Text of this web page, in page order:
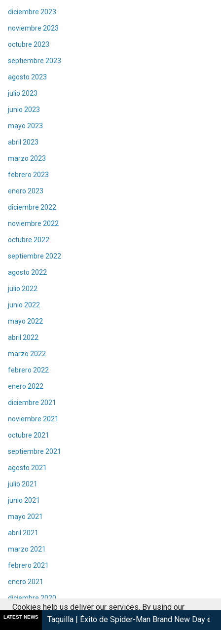
diciembre 2023
noviembre 2023
octubre 2023
septiembre 2023
agosto 2023
julio 2023
junio 2023
mayo 2023
abril 2023
marzo 2023
febrero 2023
enero 2023
diciembre 2022
noviembre 2022
octubre 2022
septiembre 2022
agosto 2022
julio 2022
junio 2022
mayo 2022
abril 2022
marzo 2022
febrero 2022
enero 2022
diciembre 2021
noviembre 2021
octubre 2021
septiembre 2021
agosto 2021
julio 2021
junio 2021
mayo 2021
abril 2021
marzo 2021
febrero 2021
enero 2021
diciembre 2020
noviembre 2020
LATEST NEWS
| Éxito de Spider-Man Brand New Day en cines Las
Cookies help us deliver our services. By using our
services, you agree to our use of cookies.
Got it